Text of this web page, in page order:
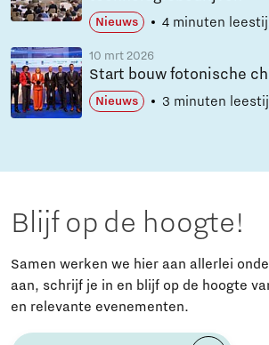
Nieuws 4 minuten
10 mrt 2026
Start bouw fotonische
Nieuws 3 minuten
Blijf op de hoogte!
Samen werken we hier aan allerlei
aan, schrijf je in en blijf op de hoogte
en relevante evenementen.